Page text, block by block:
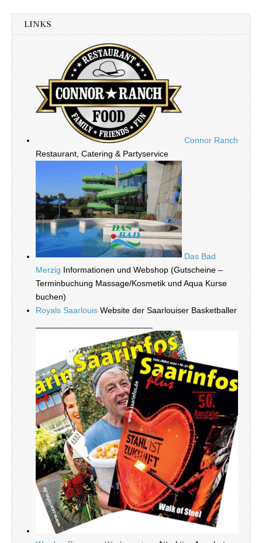
LINKS
Connor Ranch
Restaurant, Catering & Partyservice
Das Bad
Merzig Informationen und Webshop (Gutscheine –
Terminbuchung Massage/Kosmetik und Aqua Kurse
buchen)
Royals Saarlouis Website der Saarlouiser Basketballer